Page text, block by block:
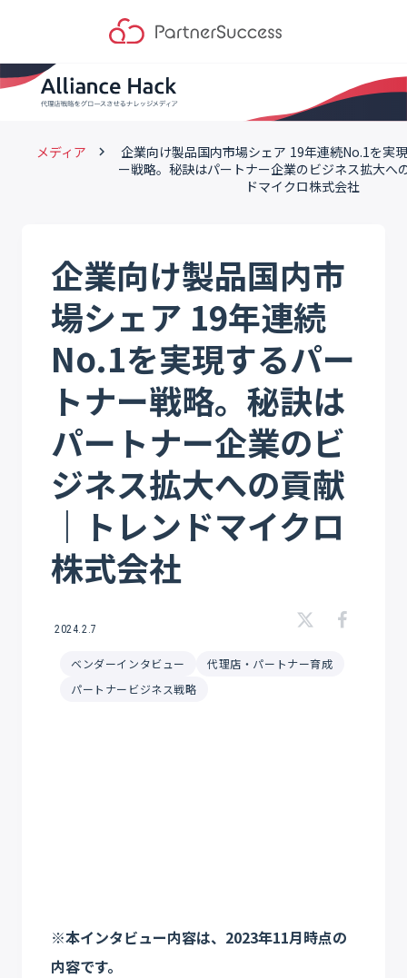
メディア keyboard_arrow_right
企業向け製品国内市場シェア 19年連続No.1を実
ー戦略。秘訣はパートナー企業のビジネス拡大へ
ドマイクロ株式会社
企業向け製品国内市
場シェア 19年連続
No.1を実現するパー
トナー戦略。秘訣は
パートナー企業のビ
ジネス拡大への貢献
｜トレンドマイクロ
株式会社
2024.2.7
ベンダーインタビュー
代理店・パートナー育成
パートナービジネス戦略
※本インタビュー内容は、2023年11月時点の
内容です。